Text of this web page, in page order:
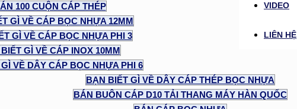
VIDEO
LIÊN HỆ
100 CUỘN CÁP THÉP
GÌ VỀ CÁP BỌC NHỰA 12MM
GÌ VỀ CÁP BỌC NHỰA PHI 3
GÌ VỀ CÁP INOX 10MM
VỀ DÂY CÁP BỌC NHỰA PHI 6
BẠN BIẾT GÌ VỀ DÂY CÁP THÉP BỌC NHỰA
BÁN BUÔN CÁP D10 TẢI THANG MÁY HÀN QUỐC